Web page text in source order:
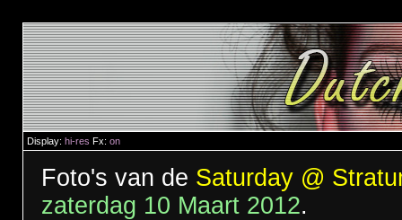
Display: hi-res Fx: on
Foto's van de Saturday @
zaterdag 10 Maart 2012.